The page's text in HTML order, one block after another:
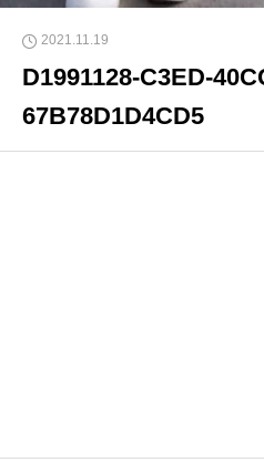
2021.11.19
D1991128-C3ED-
67B78D1D4CD5